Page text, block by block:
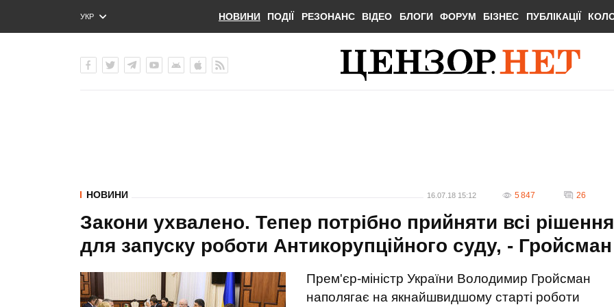
УКР
ENG
НОВИНИ ПОДІЇ РЕЗОНАНС ВІДЕО БЛОГИ ФОРУМ БІЗНЕС ПУБЛІКАЦІЇ
НОВИНИ 16.07.18 15:12 5 847 26
Закони ухвалено. Тепер потрібно прийняти всі рішення
для запуску роботи Антикорупційного суду, - Гройсман
Прем'єр-міністр України Володимир Гройсман
наполягає на якнайшвидшому старті роботи